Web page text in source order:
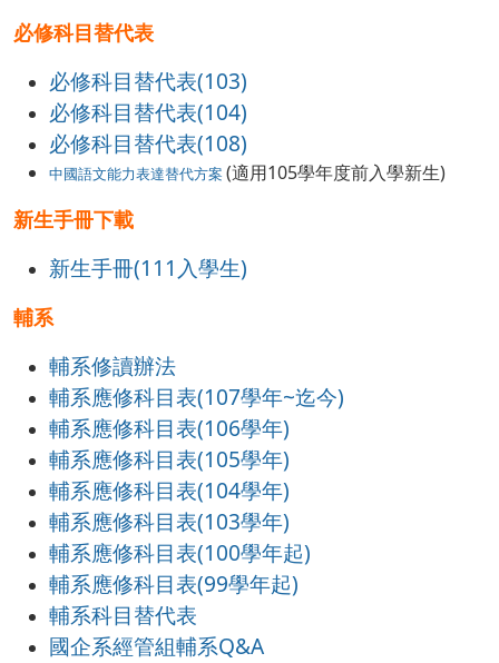
必修科目替代表
必修科目替代表(103)
必修科目替代表(104)
必修科目替代表(108)
中國語文能力表達替代方案 (適用105學年度前入學新生)
新生手冊下載
新生手冊(111入學生)
輔系
輔系修讀辦法
輔系應修科目表(107學年~迄今)
輔系應修科目表(106學年)
輔系應修科目表(105學年)
輔系應修科目表(104學年)
輔系應修科目表(103學年)
輔系應修科目表(100學年起)
輔系應修科目表(99學年起)
輔系科目替代表
國企系經管組輔系Q&A